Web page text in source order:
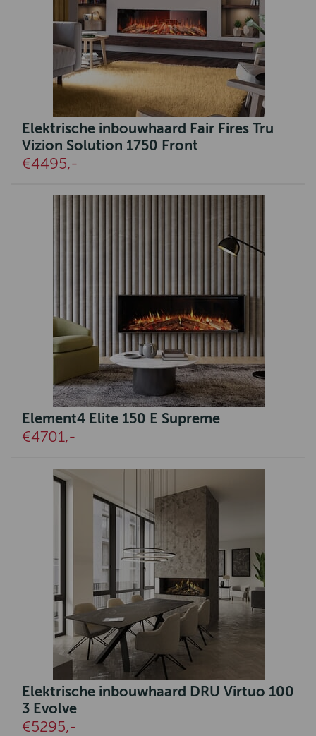
Elektrische inbouwhaard Fair Fires Tru
Vizion Solution 1750 Front
€4495,-
Element4 Elite 150 E Supreme
€4701,-
Elektrische inbouwhaard DRU Virtuo 100
3 Evolve
€5295,-